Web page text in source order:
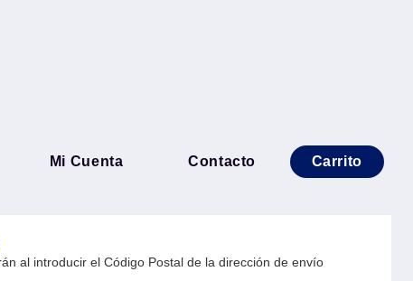
Mi Cuenta Contacto Carrito
GIGABYTE ATX X870E A
AM5, 1256 GB, PARA
al introducir el Código Postal de la dirección de envío